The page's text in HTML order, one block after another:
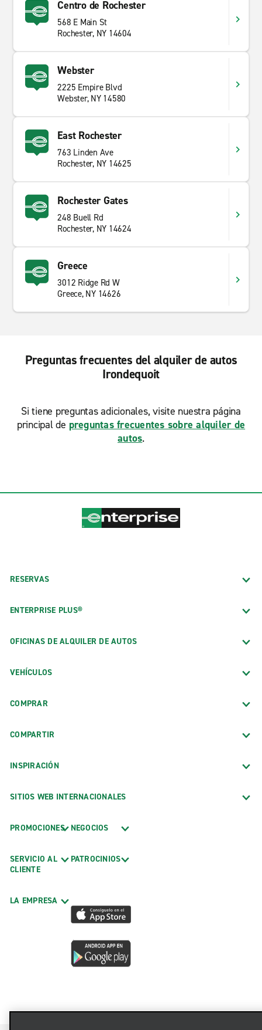
Centro de Rochester
568 E Main St
Rochester, NY 14604
Webster
2225 Empire Blvd
Webster, NY 14580
East Rochester
763 Linden Ave
Rochester, NY 14625
Rochester Gates
248 Buell Rd
Rochester, NY 14624
Greece
3012 Ridge Rd W
Greece, NY 14626
Preguntas frecuentes del alquiler de autos
Irondequoit
Si tiene preguntas adicionales, visite nuestra página
principal de preguntas frecuentes sobre alquiler de
autos.
RESERVAS
ENTERPRISE PLUS®
OFICINAS DE ALQUILER DE AUTOS
VEHÍCULOS
COMPRAR
COMPARTIR
INSPIRACIÓN
SITIOS WEB INTERNACIONALES
PROMOCIONES
SERVICIO AL
CLIENTE
LA EMPRESA
NEGOCIOS
PATROCINIOS